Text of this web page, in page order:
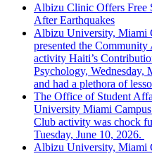
Albizu Clinic Offers Free
After Earthquakes
Albizu University, Miami
presented the
activity Haiti’s
Psychology, Wednesday,
and had a plethora of
The Office of Student
University Miami
Club activity was chock
Tuesday, June 10, 2026.
Albizu University, Miami